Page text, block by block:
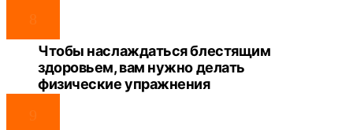
8
Чтобы наслаждаться блестящим
здоровьем, вам нужно делать
физические упражнения
9